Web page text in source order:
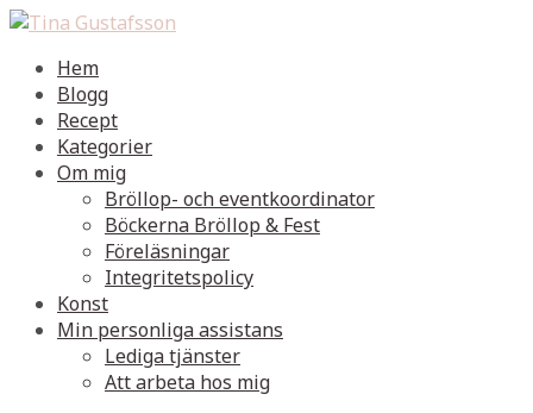
Hem
Blogg
Recept
Kategorier
Om mig
Bröllop- och eventkoordinator
Böckerna Bröllop & Fest
Föreläsningar
Integritetspolicy
Konst
Min personliga assistans
Lediga tjänster
Att arbeta hos mig